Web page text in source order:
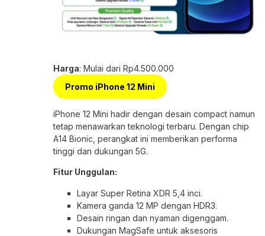
Harga: Mulai dari Rp4.500.000
Promo iPhone 12 Mini
iPhone 12 Mini hadir dengan desain compact namun
tetap menawarkan teknologi terbaru. Dengan chip
A14 Bionic, perangkat ini memberikan performa
tinggi dan dukungan 5G.
Fitur Unggulan:
Layar Super Retina XDR 5,4 inci.
Kamera ganda 12 MP dengan HDR3.
Desain ringan dan nyaman digenggam.
Dukungan MagSafe untuk aksesoris